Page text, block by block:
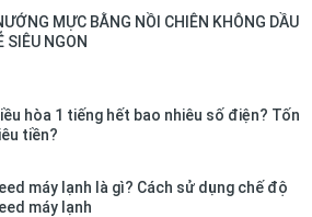
MỰC BẰNG NỒI CHIÊN KHÔNG DẦU
SIÊU NGON
hòa 1 tiếng hết bao nhiêu số điện? Tốn
tiền?
máy lạnh là gì? Cách sử dụng chế độ
máy lạnh